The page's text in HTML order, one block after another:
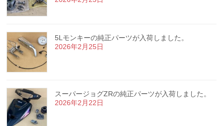
5Lモンキーの純正パーツが入荷しました。
2026年2月25日
スーパージョグZRの純正パーツが入荷しました。
2026年2月22日